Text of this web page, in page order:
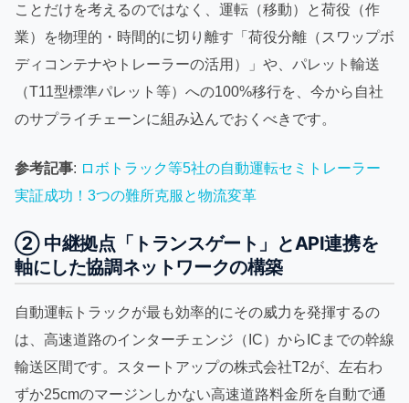
ことだけを考えるのではなく、運転（移動）と荷役（作
業）を物理的・時間的に切り離す「荷役分離（スワップボ
ディコンテナやトレーラーの活用）」や、パレット輸送
（T11型標準パレット等）への100%移行を、今から自社
のサプライチェーンに組み込んでおくべきです。
参考記事: ロボトラック等5社の自動運転セミトレーラー
実証成功！3つの難所克服と物流変革
② 中継拠点「トランスゲート」とAPI連携を
軸にした協調ネットワークの構築
自動運転トラックが最も効率的にその威力を発揮するの
は、高速道路のインターチェンジ（IC）からICまでの幹線
輸送区間です。スタートアップの株式会社T2が、左右わ
ずか25cmのマージンしかない高速道路料金所を自動で通